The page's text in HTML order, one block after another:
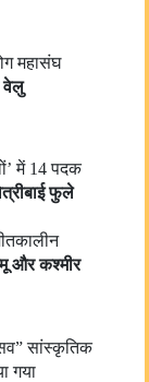
महासंघ
में 14 पदक
फुले
और कश्मीर
सांस्कृतिक
गया